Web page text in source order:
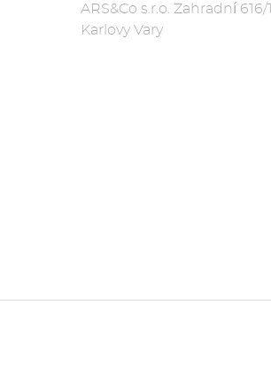
ARS&Co s.r.o. Zahradní 616/
Karlovy Vary